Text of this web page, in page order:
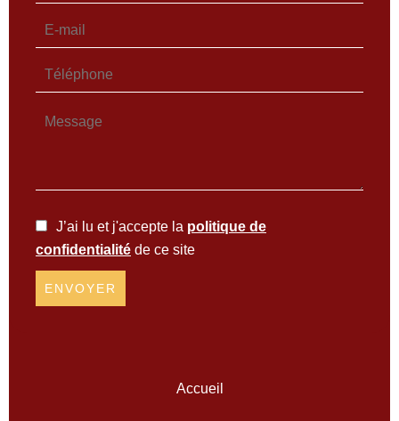
J’ai lu et j'accepte la politique de
confidentialité de ce site
ENVOYER
Accueil